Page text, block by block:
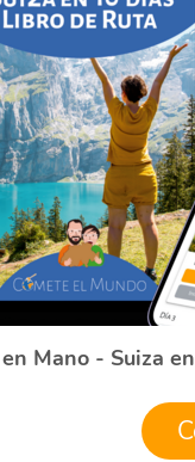
Mano - Suiza